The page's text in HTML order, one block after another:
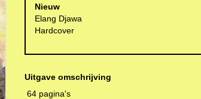
Nieuw
Elang Djawa
Hardcover
Uitgave omschrijving
64 pagina's